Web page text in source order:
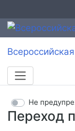
Переход
Не